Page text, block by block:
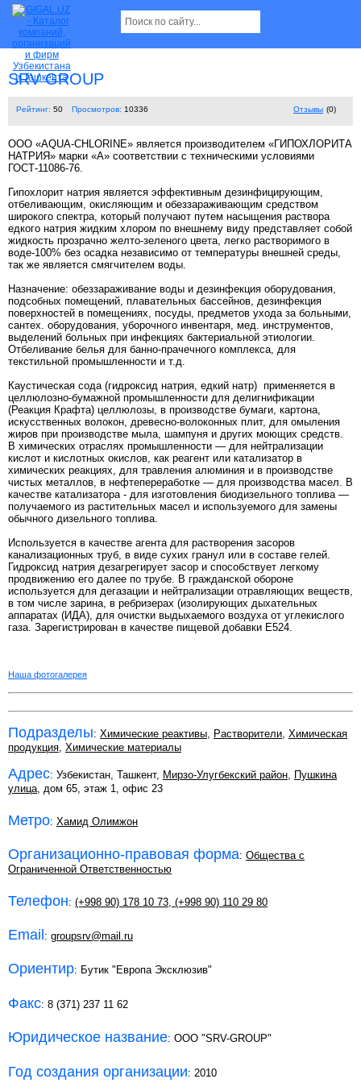
SRV GROUP
Рейтинг: 50 Просмотров: 10336 Отзывы (0)
ООО «AQUA-CHLORINE» является производителем «ГИПОХЛОРИТА
НАТРИЯ» марки «А» соответствии с техническими условиями
ГОСТ-11086-76.
Гипохлорит натрия является эффективным дезинфицирующим,
отбеливающим, окисляющим и обеззараживающим средством
широкого спектра, который получают путем насыщения раствора
едкого натрия жидким хлором по внешнему виду представляет собой
жидкость прозрачно желто-зеленого цвета, легко растворимого в
воде-100% без осадка независимо от температуры внешней среды,
так же является смягчителем воды.
Назначение: обеззараживание воды и дезинфекция оборудования,
подсобных помещений, плавательных бассейнов, дезинфекция
поверхностей в помещениях, посуды, предметов ухода за больными,
сантех. оборудования, уборочного инвентаря, мед. инструментов,
выделений больных при инфекциях бактериальной этиологии.
Отбеливание белья для банно-прачечного комплекса, для
текстильной промышленности и т.д.
Каустическая сода (гидроксид натрия, едкий натр) применяется в
целлюлозно-бумажной промышленности для делигнификации
(Реакция Крафта) целлюлозы, в производстве бумаги, картона,
искусственных волокон, древесно-волоконных плит, для омыления
жиров при производстве мыла, шампуня и других моющих средств.
В химических отраслях промышленности — для нейтрализации
кислот и кислотных окислов, как реагент или катализатор в
химических реакциях, для травления алюминия и в производстве
чистых металлов, в нефтепереработке — для производства масел. В
качестве катализатора - для изготовления биодизельного топлива —
получаемого из растительных масел и используемого для замены
обычного дизельного топлива.
Используется в качестве агента для растворения засоров
канализационных труб, в виде сухих гранул или в составе гелей.
Гидроксид натрия дезагрегирует засор и способствует легкому
продвижению его далее по трубе. В гражданской обороне
используется для дегазации и нейтрализации отравляющих веществ,
в том числе зарина, в ребризерах (изолирующих дыхательных
аппаратах (ИДА), для очистки выдыхаемого воздуха от углекислого
газа. Зарегистрирован в качестве пищевой добавки E524.
Наша фотогалерея
Подразделы: Химические реактивы, Растворители, Химическая
продукция, Химические материалы
Адрес: Узбекистан, Ташкент, Мирзо-Улугбекский район, Пушкина
улица, дом 65, этаж 1, офис 23
Метро: Хамид Олимжон
Организационно-правовая форма: Общества с
Ограниченной Ответственностью
Телефон: (+998 90) 178 10 73 (+998 90) 110 29 80
Email : groupsrv@mail.ru
Ориентир: Бутик "Европа Эксклюзив"
Факс: 8 (371) 237 11 62
Юридическое название: OOO "SRV-GROUP"
Год создания организации: 2010